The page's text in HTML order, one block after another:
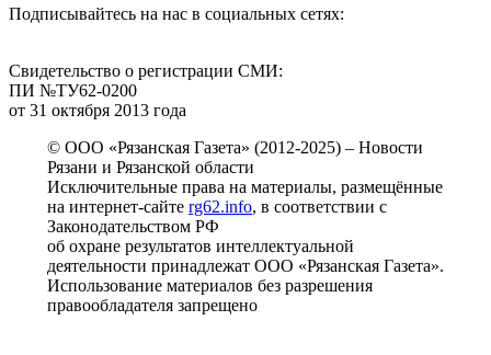
Подписывайтесь на нас в социальных сетях:
Свидетельство о регистрации СМИ:
ПИ №ТУ62-0200
от 31 октября 2013 года
© ООО «Рязанская Газета» (2012-2025) – Новости
Рязани и Рязанской области
Исключительные права на материалы, размещённые
на интернет-сайте rg62.info, в соответствии с
Законодательством РФ
об охране результатов интеллектуальной
деятельности принадлежат ООО «Рязанская Газета».
Использование материалов без разрешения
правообладателя запрещено